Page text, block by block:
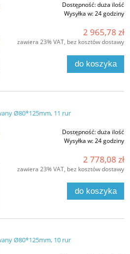
Dostępność:duża ilość
Wysyłka w:24 godziny
2 965,78 zł
zawiera 23% VAT, bez kosztów dostawy
do koszyka
Ø80*125mm, 11 rur
Dostępność:duża ilość
Wysyłka w:24 godziny
2 778,08 zł
zawiera 23% VAT, bez kosztów dostawy
do koszyka
Ø80*125mm, 10 rur